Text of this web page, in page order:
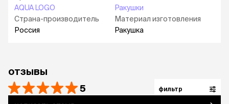
AQUA LOGO
Страна-производитель
Россия
Ракушки
Материал изготовления
Ракушка
отзывы
5 фильтр